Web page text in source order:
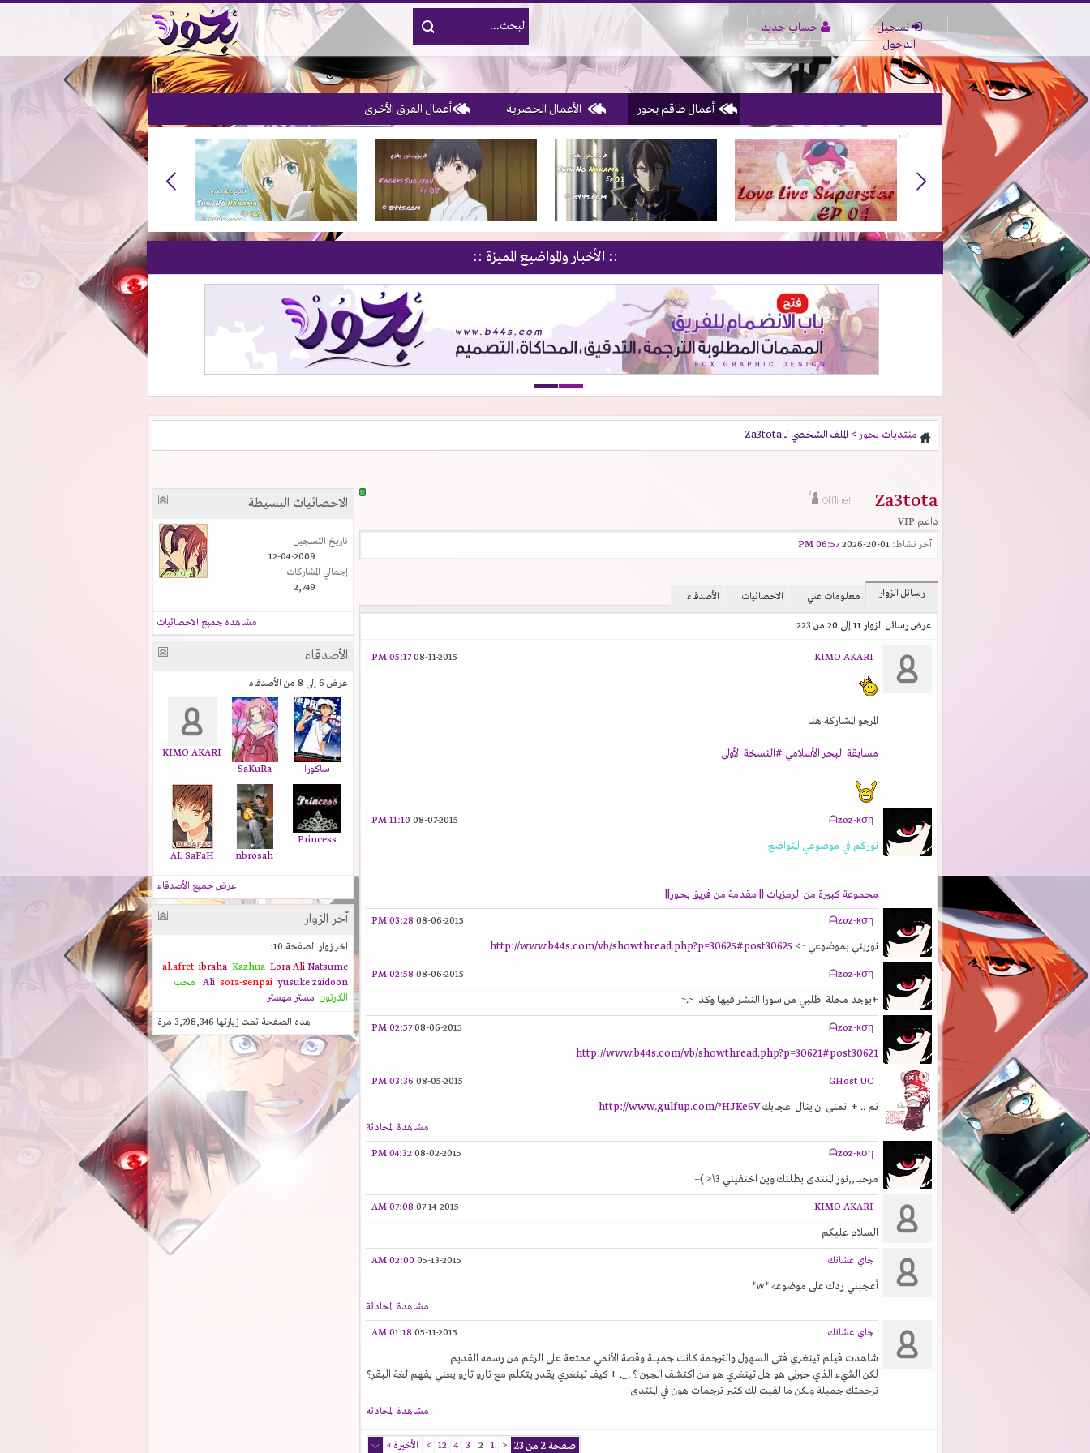
تسجيل
الدخول
حساب جديد
أعمال طاقم بحور الأعمال الحصرية أعمال الفرق الأخرى
1, 2, 3 & 4of 10
:: الأخبار والمواضيع المميزة ::
منتديات بحور > الملف الشخصي لـ Za3tota
Za3tota
داعم VIP
آخر نشاط:
06:57 PM
رسائل الزوار معلومات عني الاحصائيات الأصدقاء
عرض رسائل الزوار 11 إلى 20 من 223
08-11-2015
05:17 PM KIMO AKARI
المرجو المشاركة هنا
مسابقة البحر الأسلامي #النسخة الأولى
08-07-2015
11:10 PM ᗩzoz-кση
نوركم في موضوعي المتواضع
مجموعة كبيرة من الرمزيات || مقدمة من فريق بحور||
08-06-2015
03:28 PM ᗩzoz-кση
نوريني بموضوعي ~> http://www.b44s.com/vb/showthread.php?p=30625#post30625
08-06-2015
02:58 PM ᗩzoz-кση
+يوجد مجلة اطلبي من سورا النشر فيها وكذا ~.~
08-06-2015
02:57 PM ᗩzoz-кση
http://www.b44s.com/vb/showthread.php?p=30621#post30621
08-05-2015
03:36 PM GHost UC
تم .. + اتمنى ان ينال اعجابكhttp://www.gulfup.com/?HJKe6V
مشاهدة المحادثة
08-02-2015
04:32 PM ᗩzoz-кση
مرحبا,,نور المنتدى بطلتك وين اختفيتي 3\< )=
07-14-2015
07:08 AM KIMO AKARI
السلام عليكم
05-13-2015
02:00 AM جاي عشانك
أعجبني ردك على موضوعه *w*
مشاهدة المحادثة
05-11-2015
01:18 AM جاي عشانك
شاهدت فيلم تينغري فتى السهول والترجمة كانت جميلة وقصة الأنمي ممتعة على الرغم من رسمه القديم
لكن الشيء الذي حيرني هو هل تينغري هو من اكتشف الجبن ؟ ._. + كيف تينغري يقدر يتكلم مع تارو تارو يعني يفهم لغة البقر؟
ترجمتك جميلة ولكن ما لقيت لك كثير ترجمات هون في المنتدى
مشاهدة المحادثة
صفحة 2 من 23 <
1
2
3
4
12
> الأخيرة »
الاحصائيات البسيطة
تاريخ التسجيل
12-04-2009
إجمالي المشاركات
2,749
مشاهدة جميع الاحصائيات
الأصدقاء
عرض 6 إلى 8 من الأصدقاء
ساكورا SaKuRa
KIMO AKARI
Princess
nbrosah
AL SaFaH
عرض جميع الأصدقاء
آخر الزوار
اخر زوار الصفحة 10:
al.afret ibraha Kazhua Lora AliNatsume
Ali sora-senpai yusukezaidoon
محب
الكارتون مستر مهستر
هذه الصفحة تمت زيارتها 3,798,346 مرة